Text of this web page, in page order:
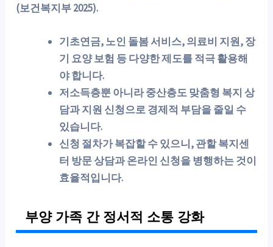
(보건복지부 2025).
기초연금, 노인 돌봄 서비스, 의료비 지원, 장
기 요양 보험 등 다양한 제도를 적극 활용해
야 합니다.
저소득층뿐 아니라 중산층도 맞춤형 복지 상
담과 지원 신청으로 경제적 부담을 줄일 수
있습니다.
신청 절차가 복잡할 수 있으니, 관할 복지센
터 방문 상담과 온라인 신청을 병행하는 것이
효율적입니다.
부양 가족 간 정서적 소통 강화